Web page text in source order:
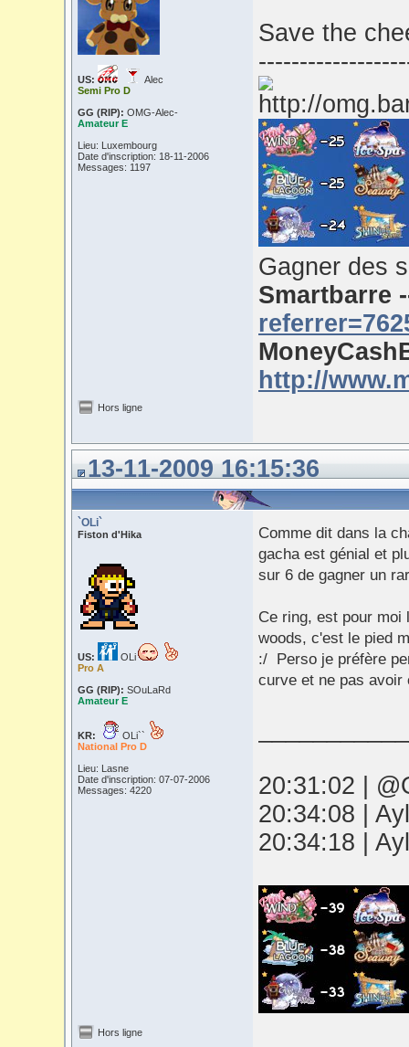
US:
Alec
Semi Pro D
GG (RIP): OMG-Alec-
Amateur E
Lieu: Luxembourg
Date d'inscription: 18-11-2006
Messages: 1197
Save the
Gagner des
Smartbarre
http://
Hors ligne
13-11-2009 16:15:36
`OLi`
Fiston d'Hika
US:
OLi
Pro A
GG (RIP): SOuLaRd
Amateur E
KR:
OLi``
National Pro D
Lieu: Lasne
Date d'inscription: 07-07-2006
Messages: 4220
Comme dit dans la
gacha est génial et
sur 6 de gagner un
Ce ring, est pour
woods, c'est le pied
:/ Perso je préfère
curve et ne pas
20:31:02 |
20:34:08 |
20:34:18 |
Hors ligne